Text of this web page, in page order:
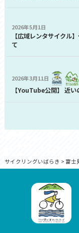
2026年5月1日
【広域レンタサイクル
て
2026年3月11日
【YouTube公開】 近
サイクリングいばらき > 富士